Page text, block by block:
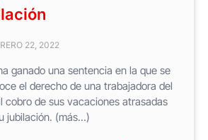
22, 2022
ganado una sentencia en la que se
el derecho de una trabajadora del
cobro de sus vacaciones atrasadas
jubilación. (más…)